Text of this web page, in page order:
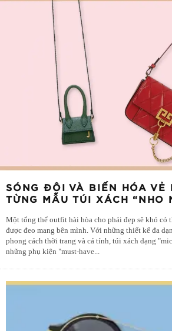
SÓNG ĐÔI VÀ BIẾN HÓA VẺ
TỪNG MẪU TÚI XÁCH “NHO
Một tổng thể outfit hài hòa cho phái đẹp sẽ khó có
được đeo mang bên mình. Với những thiết kế đa
phong cách thời trang và cá tính, túi xách dạng
những phụ kiện "must-have...